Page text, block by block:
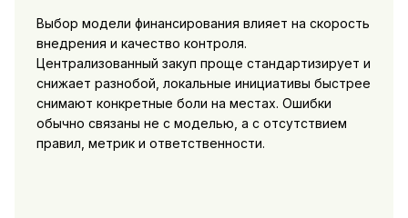
Выбор модели финансирования влияет на скорость
внедрения и качество контроля.
Централизованный закуп проще стандартизирует и
снижает разнобой, локальные инициативы быстрее
снимают конкретные боли на местах. Ошибки
обычно связаны не с моделью, а с отсутствием
правил, метрик и ответственности.